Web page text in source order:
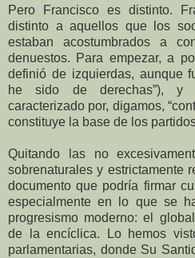
Pero Francisco es distinto.
distinto a aquellos que los
estaban acostumbrados a
denuestos. Para empezar, a
definió de izquierdas, aunque
he sido de derechas”), y
caracterizado por, digamos,
constituye la base de los
Quitando las no
sobrenaturales y estrictamente
documento que podría firmar
especialmente en lo que se
progresismo moderno: el
de la encíclica. Lo hemos
parlamentarias, donde Su